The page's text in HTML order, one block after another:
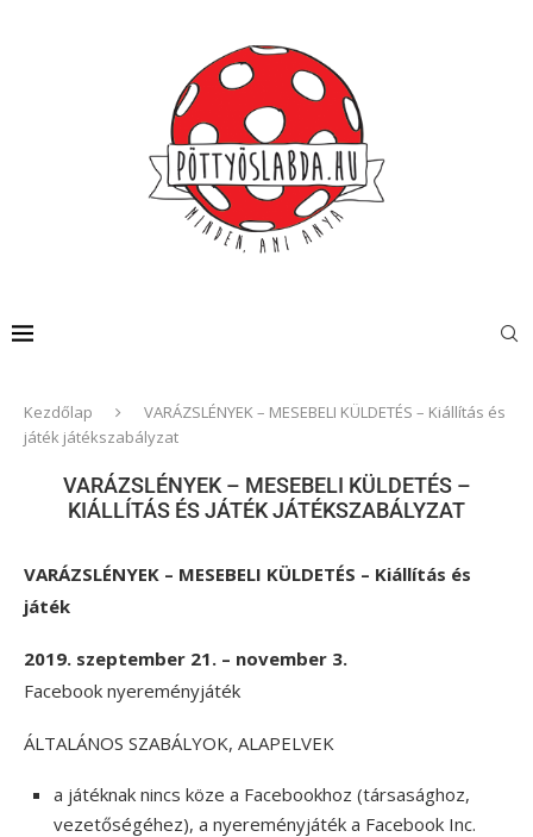
Kezdőlap
VARÁZSLÉNYEK – MESEBELI KÜLDETÉS – Kiállítás és
játék játékszabályzat
VARÁZSLÉNYEK – MESEBELI KÜLDETÉS –
KIÁLLÍTÁS ÉS JÁTÉK JÁTÉKSZABÁLYZAT
VARÁZSLÉNYEK – MESEBELI KÜLDETÉS – Kiállítás és
játék
2019. szeptember 21. – november 3.
Facebook nyereményjáték
ÁLTALÁNOS SZABÁLYOK, ALAPELVEK
a játéknak nincs köze a Facebookhoz (társasághoz,
vezetőségéhez), a nyereményjáték a Facebook Inc.